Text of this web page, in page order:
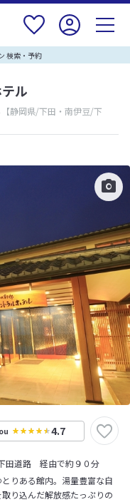
検索・予約
ル
【静岡県/下田・南伊豆/下
4.7
田道路 経由で約９０分
りある館内。湯量豊富な自
り込んだ解放感たっぷりの